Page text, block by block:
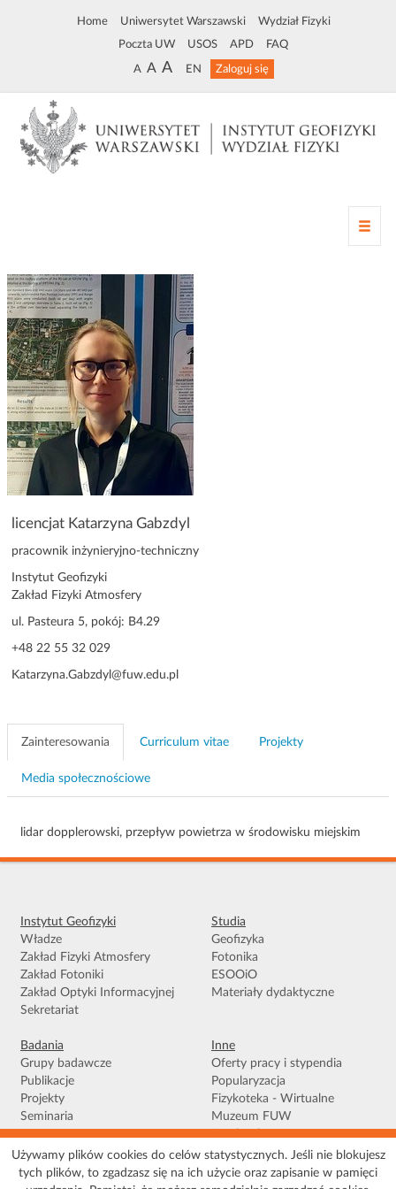
Home Uniwersytet Warszawski Wydział Fizyki
Poczta UW USOS APD FAQ
A A A EN Zaloguj się
Z
m
licencjat Katarzyna Gabzdyl
pracownik inżynieryjno-techniczny
Instytut Geofizyki
Zakład Fizyki Atmosfery
ul. Pasteura 5, pokój: B4.29
+48 22 55 32 029
Katarzyna.Gabzdyl@fuw.edu.pl
Zainteresowania Curriculum vitae Projekty
Media społecznościowe
lidar dopplerowski, przepływ powietrza w środowisku miejskim
Instytut Geofizyki
Władze
Zakład Fizyki Atmosfery
Zakład Fotoniki
Zakład Optyki Informacyjnej
Sekretariat
Studia
Geofizyka
Fotonika
ESOOiO
Materiały dydaktyczne
Badania
Grupy badawcze
Publikacje
Projekty
Seminaria
Inne
Oferty pracy i stypendia
Popularyzacja
Fizykoteka - Wirtualne
Muzeum FUW
Warunki korzystania|Polityka prywatności |Pliki Cookies | Deklaracja
Używamy plików cookies do celów statystycznych. Jeśli nie blokujesz
tych plików, to zgadzasz się na ich użycie oraz zapisanie w pamięci